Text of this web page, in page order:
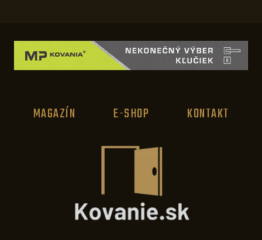
MAGAZÍN E-SHOP KONTAKT